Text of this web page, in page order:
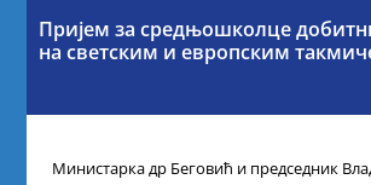
Пријем за средњошколце
на светским и европским
Министарка др Беговић и председник